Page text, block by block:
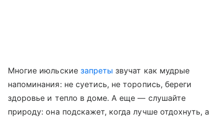
Многие июльские запреты звучат как мудрые
напоминания: не суетись, не торопись, береги
здоровье и тепло в доме. А еще — слушайте
природу: она подскажет, когда лучше отдохнуть, а